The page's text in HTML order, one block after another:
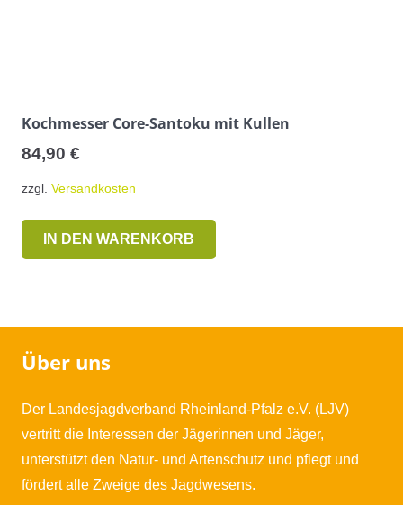
Kochmesser Core-Santoku mit Kullen
84,90 €
zzgl. Versandkosten
IN DEN WARENKORB
Über uns
Der Landesjagdverband Rheinland-Pfalz e.V. (LJV)
vertritt die Interessen der Jägerinnen und Jäger,
unterstützt den Natur- und Artenschutz und pflegt und
fördert alle Zweige des Jagdwesens.